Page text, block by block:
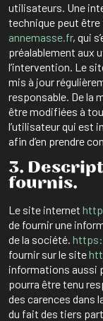
utilisateurs. Une
technique peut
annemasse.fr, qui
préalablement aux
l’intervention. Le
mis à jour
responsable. De la
être modifiées à
l’utilisateur qui est
afin d’en prendre
3.
fournis.
Le site internet
de fournir une
de la société.
fournir sur le site
informations aussi
pourra être tenu
des carences dans
du fait des tiers